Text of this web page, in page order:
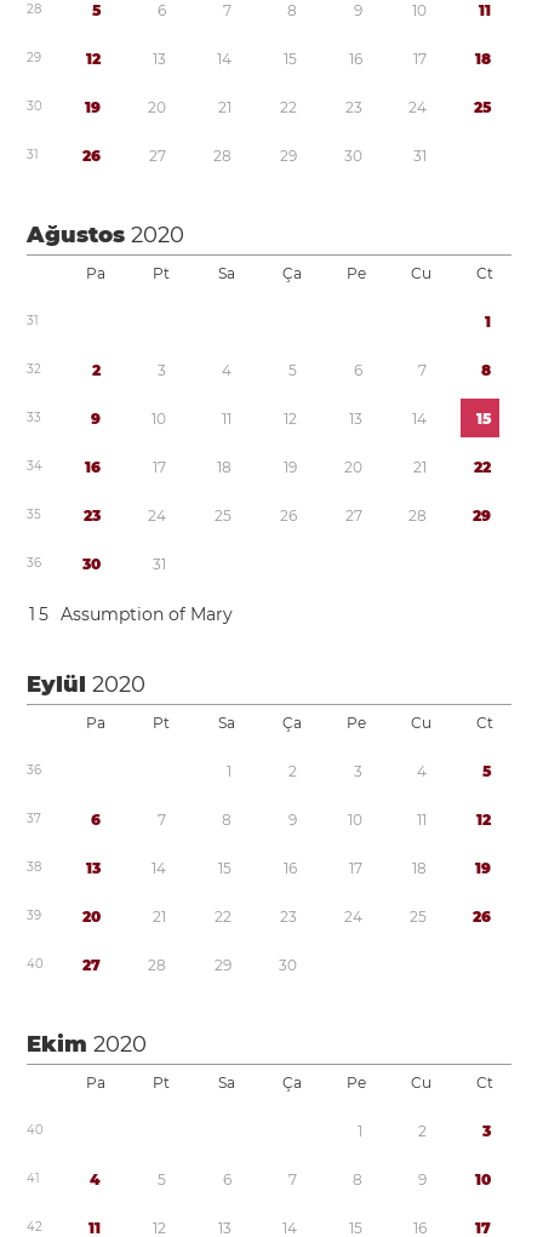
28 5 6 7 8 9 10 11
29 12 13 14 15 16 17 18
30 19 20 21 22 23 24 25
31 26 27 28 29 30 31
Ağustos2020
Pa Pt Sa Ça Pe Cu Ct
31 1
32 2 3 4 5 6 7 8
33 9 10 11 12 13 14 15
34 16 17 18 19 20 21 22
35 23 24 25 26 27 28 29
36 30 31
1 5 Assumption of Mary
Eylül2020
Pa Pt Sa Ça Pe Cu Ct
36 1 2 3 4 5
37 6 7 8 9 10 11 12
38 13 14 15 16 17 18 19
39 20 21 22 23 24 25 26
40 27 28 29 30
Ekim2020
Pa Pt Sa Ça Pe Cu Ct
40 1 2 3
41 4 5 6 7 8 9 10
42 11 12 13 14 15 16 17